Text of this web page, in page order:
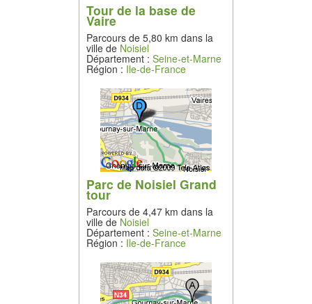
Tour de la base de
Vaire
Parcours de 5,80 km dans la
ville de Noisiel
Département : Seine-et-Marne
Région : Ile-de-France
Parc de Noisiel Grand
tour
Parcours de 4,47 km dans la
ville de Noisiel
Département : Seine-et-Marne
Région : Ile-de-France